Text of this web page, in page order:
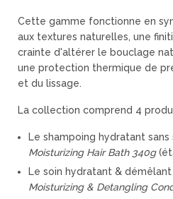
Cette gamme fonctionne en
aux textures naturelles, une
crainte d'altérer le bouclage
une protection thermique de
et du lissage.
La collection comprend 4
Le shampoing hydratant sans
Moisturizing Hair Bath 340g
Le soin hydratant & démêlant
Moisturizing & Detangling